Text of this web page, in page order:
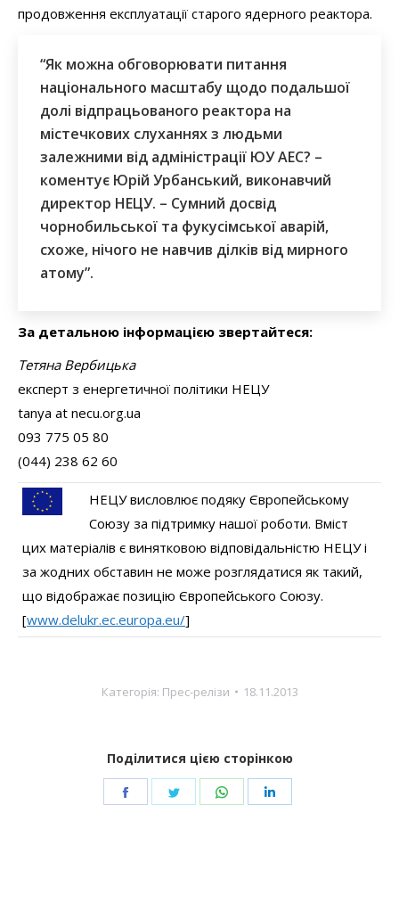
продовження експлуатації старого ядерного реактора.
“Як можна обговорювати питання
національного масштабу щодо подальшої
долі відпрацьованого реактора на
містечкових слуханнях з людьми
залежними від адміністрації ЮУ АЕС? –
коментує Юрій Урбанський, виконавчий
директор НЕЦУ. – Сумний досвід
чорнобильської та фукусімської аварій,
схоже, нічого не навчив ділків від мирного
атому”.
За детальною інформацією звертайтеся:
Тетяна Вербицька
експерт з енергетичної політики НЕЦУ
tanya at necu.org.ua
093 775 05 80
(044) 238 62 60
НЕЦУ висловлює подяку Європейському
Союзу за підтримку нашої роботи. Вміст
цих матеріалів є винятковою відповідальністю НЕЦУ і
за жодних обставин не може розглядатися як такий,
що відображає позицію Європейського Союзу.
[www.delukr.ec.europa.eu/]
Категорія: Прес-релізи 18.11.2013
Поділитися цією сторінкою
Share
Share
Share